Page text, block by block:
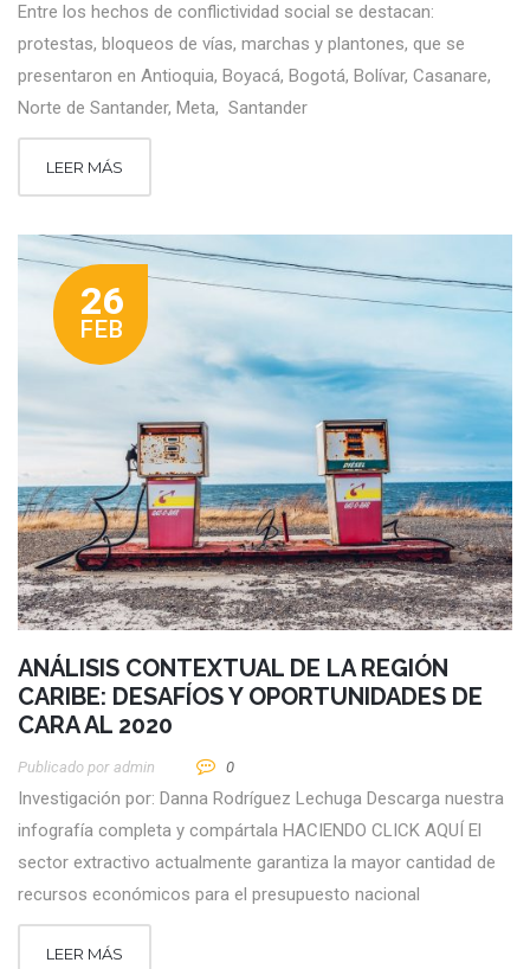
Entre los hechos de conflictividad social se destacan:
protestas, bloqueos de vías, marchas y plantones, que se
presentaron en Antioquia, Boyacá, Bogotá, Bolívar, Casanare,
Norte de Santander, Meta, Santander
LEER MÁS
26
FEB
ANÁLISIS CONTEXTUAL DE LA REGIÓN
CARIBE: DESAFÍOS Y OPORTUNIDADES DE
CARA AL 2020
Publicado por Admin 0
Investigación por: Danna Rodríguez Lechuga Descarga nuestra
infografía completa y compártala HACIENDO CLICK AQUÍ El
sector extractivo actualmente garantiza la mayor cantidad de
recursos económicos para el presupuesto nacional
LEER MÁS